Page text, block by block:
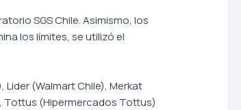
SGS Chile. Asimismo, los
los límites, se utilizó el
(Walmart Chile), Merkat
Tottus (Hipermercados Tottus)